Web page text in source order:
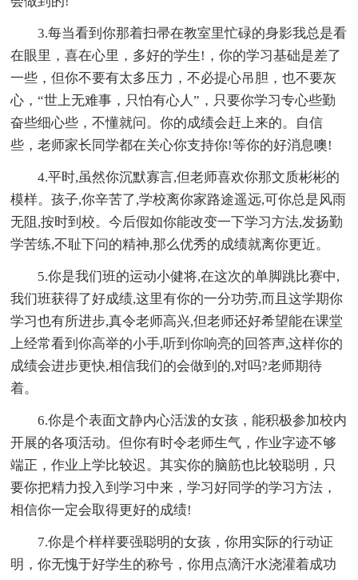
3.每当看到你那着扫帚在教室里忙碌的身影我总是看
在眼里，喜在心里，多好的学生!，你的学习基础是差了
一些，但你不要有太多压力，不必提心吊胆，也不要灰
心，“世上无难事，只怕有心人”，只要你学习专心些勤
奋些细心些，不懂就问。你的成绩会赶上来的。自信
些，老师家长同学都在关心你支持你!等你的好消息噢!
4.平时,虽然你沉默寡言,但老师喜欢你那文质彬彬的
模样。孩子,你辛苦了,学校离你家路途遥远,可你总是风雨
无阻,按时到校。今后假如你能改变一下学习方法,发扬勤
学苦练,不耻下问的精神,那么优秀的成绩就离你更近。
5.你是我们班的运动小健将,在这次的单脚跳比赛中,
我们班获得了好成绩,这里有你的一分功劳,而且这学期你
学习也有所进步,真令老师高兴,但老师还好希望能在课堂
上经常看到你高举的小手,听到你响亮的回答声,这样你的
成绩会进步更快,相信我们的会做到的,对吗?老师期待
着。
6.你是个表面文静内心活泼的女孩，能积极参加校内
开展的各项活动。但你有时令老师生气，作业字迹不够
端正，作业上学比较迟。其实你的脑筋也比较聪明，只
要你把精力投入到学习中来，学习好同学的学习方法，
相信你一定会取得更好的成绩!
7.你是个样样要强聪明的女孩，你用实际的行动证
明，你无愧于好学生的称号，你用点滴汗水浇灌着成功